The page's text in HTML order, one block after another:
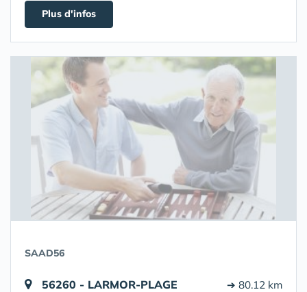
Plus d'infos
SAAD56
56260 - LARMOR-PLAGE ➔ 80.12 km